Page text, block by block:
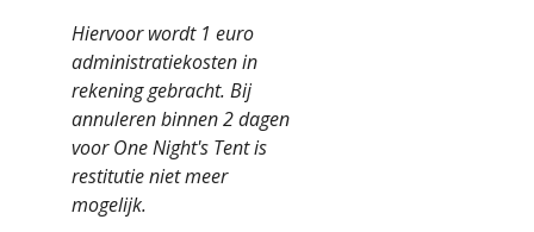
Hiervoor wordt 1 euro
administratiekosten in
rekening gebracht. Bij
annuleren binnen 2 dagen
voor One Night's Tent is
restitutie niet meer
mogelijk.